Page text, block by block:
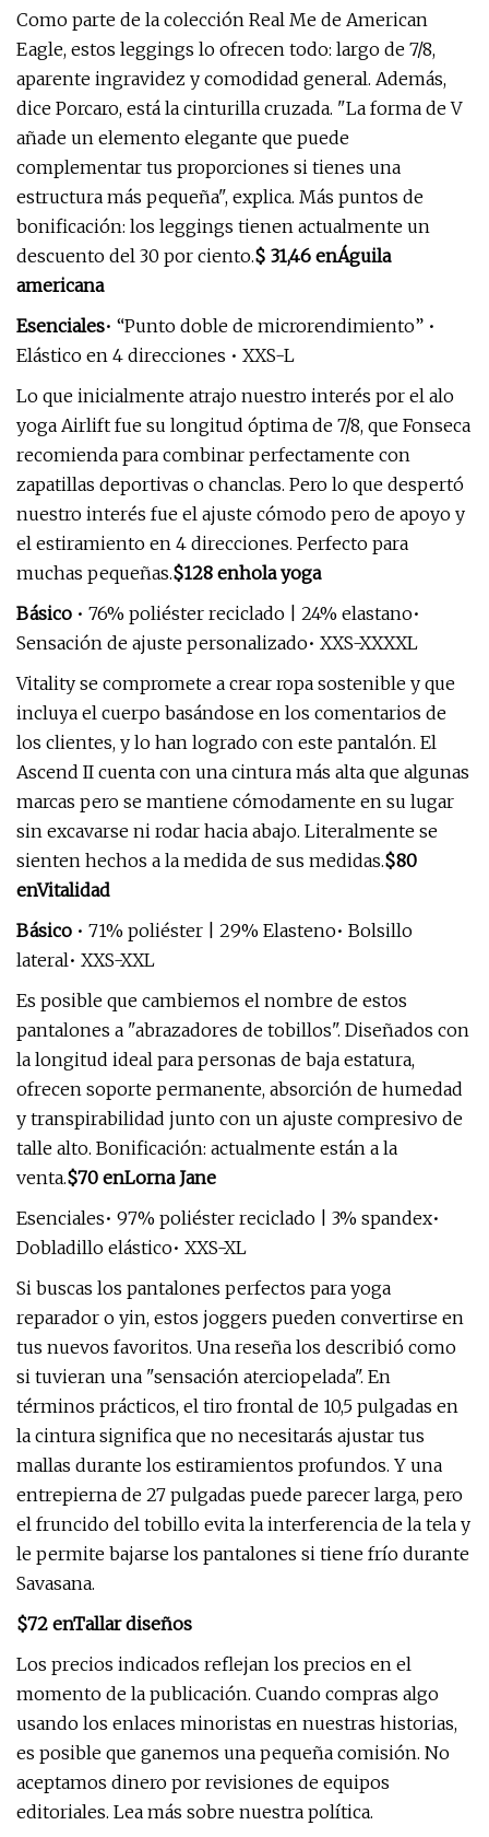
Como parte de la colección Real Me de American
Eagle, estos leggings lo ofrecen todo: largo de 7/8,
aparente ingravidez y comodidad general. Además,
dice Porcaro, está la cinturilla cruzada. "La forma de V
añade un elemento elegante que puede
complementar tus proporciones si tienes una
estructura más pequeña", explica. Más puntos de
bonificación: los leggings tienen actualmente un
descuento del 30 por ciento.$ 31,46 enÁguila
americana
Esenciales• “Punto doble de microrendimiento” •
Elástico en 4 direcciones • XXS-L
Lo que inicialmente atrajo nuestro interés por el alo
yoga Airlift fue su longitud óptima de 7/8, que Fonseca
recomienda para combinar perfectamente con
zapatillas deportivas o chanclas. Pero lo que despertó
nuestro interés fue el ajuste cómodo pero de apoyo y
el estiramiento en 4 direcciones. Perfecto para
muchas pequeñas.$128 enhola yoga
Básico • 76% poliéster reciclado | 24% elastano•
Sensación de ajuste personalizado• XXS-XXXXL
Vitality se compromete a crear ropa sostenible y que
incluya el cuerpo basándose en los comentarios de
los clientes, y lo han logrado con este pantalón. El
Ascend II cuenta con una cintura más alta que algunas
marcas pero se mantiene cómodamente en su lugar
sin excavarse ni rodar hacia abajo. Literalmente se
sienten hechos a la medida de sus medidas.$80
enVitalidad
Básico • 71% poliéster | 29% Elasteno• Bolsillo
lateral• XXS-XXL
Es posible que cambiemos el nombre de estos
pantalones a "abrazadores de tobillos". Diseñados con
la longitud ideal para personas de baja estatura,
ofrecen soporte permanente, absorción de humedad
y transpirabilidad junto con un ajuste compresivo de
talle alto. Bonificación: actualmente están a la
venta.$70 enLorna Jane
Esenciales• 97% poliéster reciclado | 3% spandex•
Dobladillo elástico• XXS-XL
Si buscas los pantalones perfectos para yoga
reparador o yin, estos joggers pueden convertirse en
tus nuevos favoritos. Una reseña los describió como
si tuvieran una "sensación aterciopelada". En
términos prácticos, el tiro frontal de 10,5 pulgadas en
la cintura significa que no necesitarás ajustar tus
mallas durante los estiramientos profundos. Y una
entrepierna de 27 pulgadas puede parecer larga, pero
el fruncido del tobillo evita la interferencia de la tela y
le permite bajarse los pantalones si tiene frío durante
Savasana.
$72 enTallar diseños
Los precios indicados reflejan los precios en el
momento de la publicación. Cuando compras algo
usando los enlaces minoristas en nuestras historias,
es posible que ganemos una pequeña comisión. No
aceptamos dinero por revisiones de equipos
editoriales. Lea más sobre nuestra política.